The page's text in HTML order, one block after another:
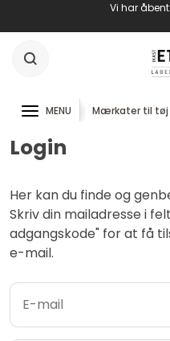
Vi har
MENU Mærkater til tøj
Login
Her kan du finde og
Skriv din mailadresse i
adgangskode" for at få
e-mail.